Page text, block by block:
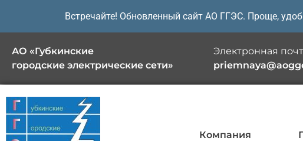
содержимому
Встречайте! Обновленный сайт АО ГГЭС. Проще,
АО «Губкинские
городские электрические сети»
Электронная
Компания